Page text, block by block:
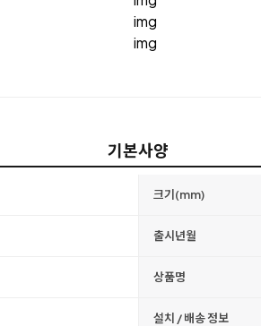
기본사양
크기(mm)
출시년월
상품명
설치 / 배송 정보